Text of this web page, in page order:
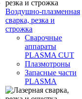
Воздушно-плазменная
сварка, резка и
строжка
Сварочные
аппараты
PLASMA CUT
Плазмотроны
Запасные части
PLASMA